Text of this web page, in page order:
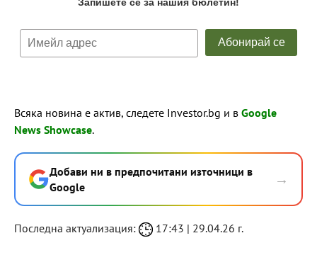
Всяка новина е актив, следете Investor.bg и в Google
News Showcase.
Добави ни в предпочитани източници в
Google
→
Последна актуализация: 17:43 | 29.04.26 г.